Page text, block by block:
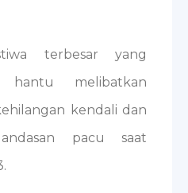
terbesar yang
hantu melibatkan
kendali dan
pacu saat